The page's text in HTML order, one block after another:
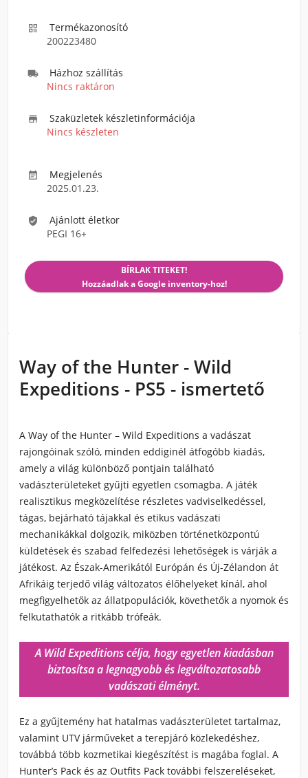

Termékazonosító
200223480

Házhoz szállítás
Nincs raktáron

Szaküzletek készletinformációja
Nincs készleten

Megjelenés
2025.01.23.

Ajánlott életkor
PEGI 16+
BÍRLAK TITEKET!
Hozzáadlak a Google inventory-hoz!
Way of the Hunter - Wild
Expeditions - PS5 - ismertető
A Way of the Hunter – Wild Expeditions a vadászat
rajongóinak szóló, minden eddiginél átfogóbb kiadás,
amely a világ különböző pontjain található
vadászterületeket gyűjti egyetlen csomagba. A játék
realisztikus megközelítése részletes vadviselkedéssel,
tágas, bejárható tájakkal és etikus vadászati
mechanikákkal dolgozik, miközben történetközpontú
küldetések és szabad felfedezési lehetőségek is várják a
játékost. Az Észak-Amerikától Európán és Új-Zélandon át
Afrikáig terjedő világ változatos élőhelyeket kínál, ahol
megfigyelhetők az állatpopulációk, követhetők a nyomok és
felkutathatók a ritkább trófeák.
A Wild Expeditions célja, hogy egyetlen kiadásban
biztosítsa a legnagyobb és legváltozatosabb
vadászati élményt.
Ez a gyűjtemény hat hatalmas vadászterületet tartalmaz,
valamint UTV járműveket a terepjáró közlekedéshez,
továbbá több kozmetikai kiegészítést is magába foglal. A
Hunter’s Pack és az Outfits Pack további felszereléseket,